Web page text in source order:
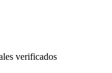
verificados